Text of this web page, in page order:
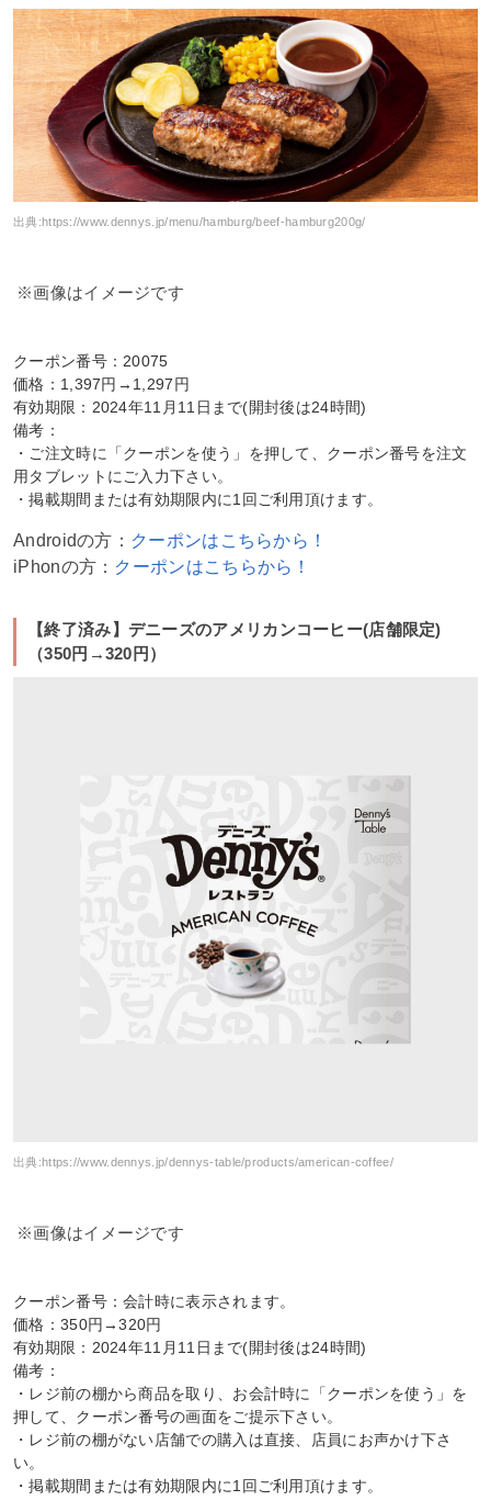
出典: https://www.dennys.jp/menu/hamburg/beef-hamburg200g/
※画像はイメージです
クーポン番号：20075
価格：1,397円→1,297円
有効期限：2024年11月11日まで(開封後は24時間)
備考：
・ご注文時に「クーポンを使う」を押して、クーポン番号を注文
用タブレットにご入力下さい。
・掲載期間または有効期限内に1回ご利用頂けます。
Androidの方： クーポンはこちらから！
iPhonの方： クーポンはこちらから！
【終了済み】デニーズのアメリカンコーヒー(店舗限定)
（350円→320円）
出典: https://www.dennys.jp/dennys-table/products/american-coffee/
※画像はイメージです
クーポン番号：会計時に表示されます。
価格：350円→320円
有効期限：2024年11月11日まで(開封後は24時間)
備考：
・レジ前の棚から商品を取り、お会計時に「クーポンを使う」を
押して、クーポン番号の画面をご提示下さい。
・レジ前の棚がない店舗での購入は直接、店員にお声かけ下さ
い。
・掲載期間または有効期限内に1回ご利用頂けます。